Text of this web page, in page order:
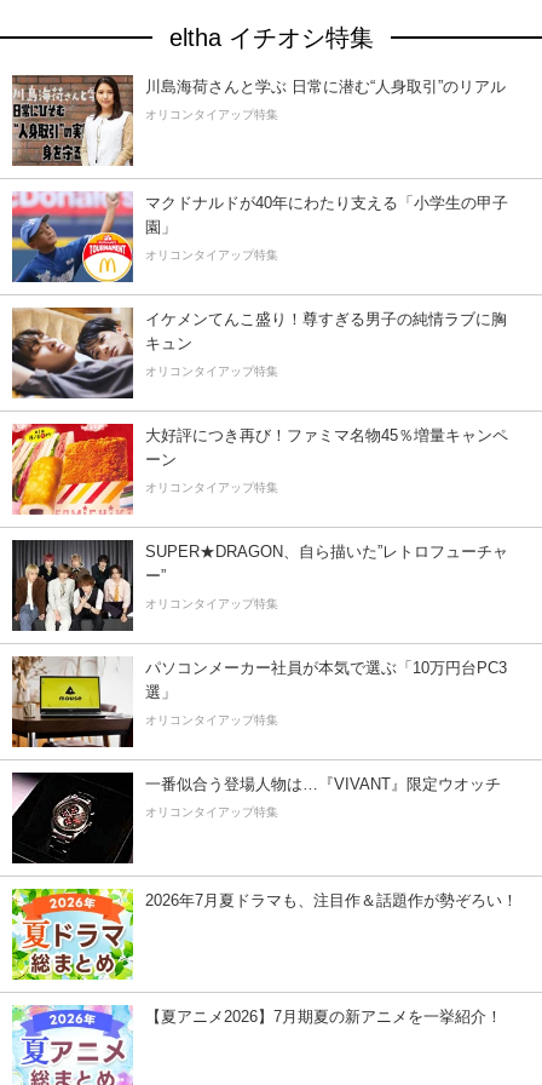
eltha イチオシ特集
川島海荷さんと学ぶ 日常に潜む“人身取引”のリアル
オリコンタイアップ特集
マクドナルドが40年にわたり支える「小学生の甲子
園」
オリコンタイアップ特集
イケメンてんこ盛り！尊すぎる男子の純情ラブに胸
キュン
オリコンタイアップ特集
大好評につき再び！ファミマ名物45％増量キャンペ
ーン
オリコンタイアップ特集
SUPER★DRAGON、自ら描いた”レトロフューチャ
ー”
オリコンタイアップ特集
パソコンメーカー社員が本気で選ぶ「10万円台PC3
選」
オリコンタイアップ特集
一番似合う登場人物は…『VIVANT』限定ウオッチ
オリコンタイアップ特集
2026年7月夏ドラマも、注目作＆話題作が勢ぞろい！
【夏アニメ2026】7月期夏の新アニメを一挙紹介！